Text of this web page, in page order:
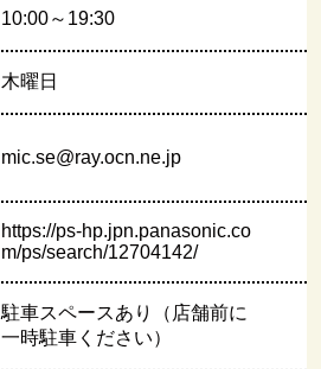
10:00～19:30
木曜日
mic.se@ray.ocn.ne.jp
https://ps-hp.jpn.panasonic.co
m/ps/search/12704142/
駐⾞スペースあり（店舗前に
⼀時駐⾞ください）